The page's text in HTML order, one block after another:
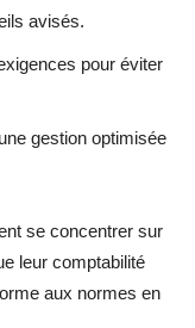
avisés.
pour éviter
gestion optimisée
se concentrer sur
leur comptabilité
aux normes en